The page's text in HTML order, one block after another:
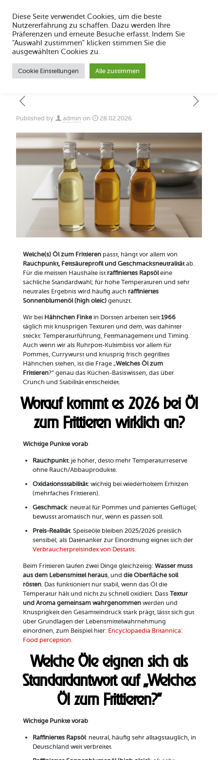
Welches Öl zum Frittieren: Raffiniertes
Published by admin on 28.02.2026
Welche(s) Öl zum Frittierenpasst, hängt vor allem von
Rauchpunkt, Fettsäureprofil und Geschmacksneutralitätab.
Für die meisten Haushalte ist raffiniertes Rapsöleine
sachliche Standardwahl; für hohe Temperaturen und sehr
neutrales Ergebnis wird häufig auch raffiniertes
Sonnenblumenöl (high oleic)genutzt.
Wir bei Hähnchen Finkein Dorsten arbeiten seit1966
täglich mit knusprigen Texturen und dem, was dahinter
steckt: Temperaturführung, Fettmanagement und Timing.
Auch wenn wir als Ruhrpott-Kultimbiss vor allem für
Pommes, Currywurst und knusprig frisch gegrilltes
Hähnchen stehen, ist die Frage „Welches Öl zum
Frittieren?“ genau das Küchen-Basiswissen, das über
Crunch und Stabilität entscheidet.
Worauf kommt es 2026 bei Öl
zum Frittieren wirklich an?
Wichtige Punkte vorab
Rauchpunkt: je höher, desto mehr Temperaturreserve
ohne Rauch/Abbauprodukte.
Oxidationsstabilität: wichtig bei wiederholtem Erhitzen
(mehrfaches Frittieren).
Geschmack: neutral für Pommes und paniertes Geflügel;
bewusst aromatisch nur, wenn es passen soll.
Preis-Realität: Speiseöle bleiben 2025/2026 preislich
sensibel; als Datenanker zur Einordnung eignet sich der
Verbraucherpreisindex von Destatis.
Beim Frittieren laufen zwei Dinge gleichzeitig: Wasser muss
aus dem Lebensmittel heraus, und die Oberfläche soll
rösten. Das funktioniert nur stabil, wenn das Öl die
Temperatur hält und nicht zu schnell oxidiert. Dass Textur
und Aroma gemeinsam wahrgenommenwerden und
Knusprigkeit den Gesamteindruck stark prägt, lässt sich gut
über Grundlagen der Lebensmittelwahrnehmung
einordnen, zum Beispiel hier: Encyclopaedia Britannica:
Food perception.
Welche Öle eignen sich als
Standardantwort auf „Welches
Öl zum Frittieren?“
Wichtige Punkte vorab
Raffiniertes Rapsöl: neutral, häufig sehr alltagstauglich, in
Deutschland weit verbreitet.
Diese Seite verwendet Cookies, um die beste
Nutzererfahrung zu schaffen. Dazu werden Ihre
Präferenzen und erneute Besuche erfasst. Indem Sie
"Auswahl zustimmen" klicken stimmen Sie die
ausgewählten Cookies zu.
Cookie Einstellungen Alle zustimmen